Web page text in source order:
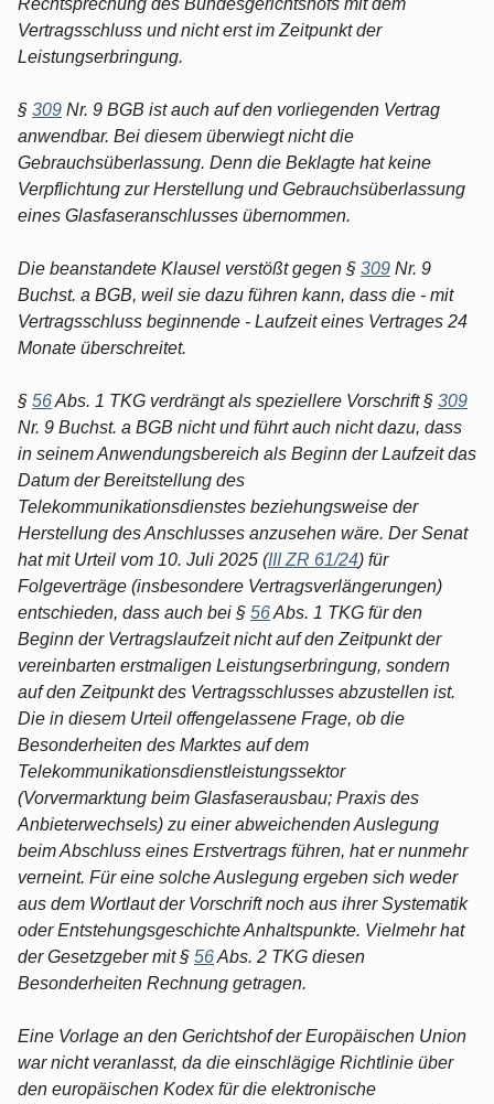
Rechtsprechung des Bundesgerichtshofs mit dem
Vertragsschluss und nicht erst im Zeitpunkt der
Leistungserbringung.
§ 309 Nr. 9 BGB ist auch auf den vorliegenden Vertrag
anwendbar. Bei diesem überwiegt nicht die
Gebrauchsüberlassung. Denn die Beklagte hat keine
Verpflichtung zur Herstellung und Gebrauchsüberlassung
eines Glasfaseranschlusses übernommen.
Die beanstandete Klausel verstößt gegen § 309 Nr. 9
Buchst. a BGB, weil sie dazu führen kann, dass die - mit
Vertragsschluss beginnende - Laufzeit eines Vertrages 24
Monate überschreitet.
§ 56Abs. 1 TKG verdrängt als speziellere Vorschrift § 309
Nr. 9 Buchst. a BGB nicht und führt auch nicht dazu, dass
in seinem Anwendungsbereich als Beginn der Laufzeit das
Datum der Bereitstellung des
Telekommunikationsdienstes beziehungsweise der
Herstellung des Anschlusses anzusehen wäre. Der Senat
hat mit Urteil vom 10. Juli 2025 (III ZR 61/24) für
Folgeverträge (insbesondere Vertragsverlängerungen)
entschieden, dass auch bei § 56Abs. 1 TKG für den
Beginn der Vertragslaufzeit nicht auf den Zeitpunkt der
vereinbarten erstmaligen Leistungserbringung, sondern
auf den Zeitpunkt des Vertragsschlusses abzustellen ist.
Die in diesem Urteil offengelassene Frage, ob die
Besonderheiten des Marktes auf dem
Telekommunikationsdienstleistungssektor
(Vorvermarktung beim Glasfaserausbau; Praxis des
Anbieterwechsels) zu einer abweichenden Auslegung
beim Abschluss eines Erstvertrags führen, hat er nunmehr
verneint. Für eine solche Auslegung ergeben sich weder
aus dem Wortlaut der Vorschrift noch aus ihrer Systematik
oder Entstehungsgeschichte Anhaltspunkte. Vielmehr hat
der Gesetzgeber mit § 56Abs. 2 TKG diesen
Besonderheiten Rechnung getragen.
Eine Vorlage an den Gerichtshof der Europäischen Union
war nicht veranlasst, da die einschlägige Richtlinie über
den europäischen Kodex für die elektronische